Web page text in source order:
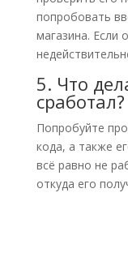
попробовать
магазина. Если
5. Что
сработал?
Попробуйте
кода, а также
всё равно не
откуда его